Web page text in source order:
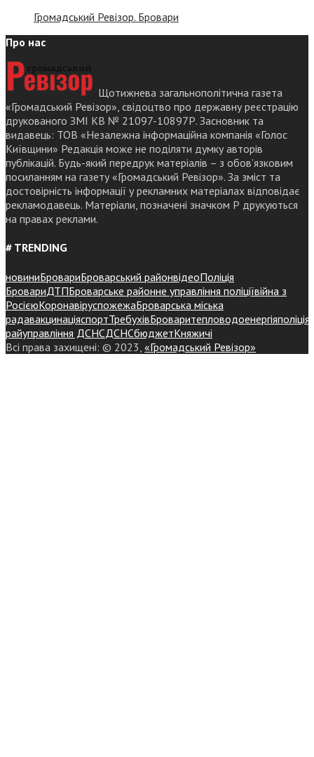
Громадський Ревізор. Бровари
Про нас
Щотижнева загальнополітична газета
«Громадський Ревізор», свідоцтво про державну реєстрацію
друкованого ЗМІ КВ № 21097-10897Р. Засновник та
видавець: ТОВ «Незалежна інформаційна компанія «Голос
Київщини» Редакція може не поділяти думку авторів
публікацій. Будь-який передрук матеріалів – з обов’язковим
посиланням на газету «Громадський Ревізор». За зміст та
достовірність інформації у рекламних матеріалах відповідає
рекламодавець. Матеріали, позначені значком Р друкуються
на правах реклами.
# TRENDING
новиниБровариБроварський районвідеоПоліція
БровариДТПБроварське районне управління поліціївійна з
РосієюКоронавіруспожежаБроварська міська
радавакцинаціяспортТребухівБроваритепловодоенергіяполіція
райуправління ДСНСДСНСбюджетКняжичі
Всі права захищені: © 2023, «Громадський Ревізор»